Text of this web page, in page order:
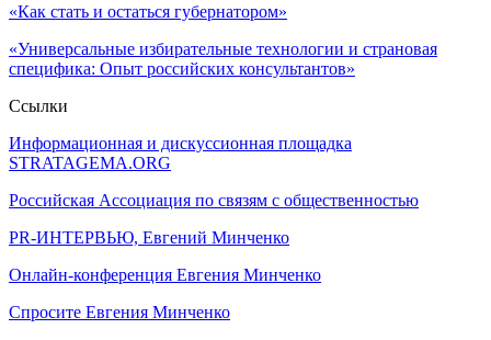
«Как стать и остаться губернатором»
«Универсальные избирательные технологии и страновая
специфика: Опыт российских консультантов»
Ссылки
Информационная и дискуссионная площадка
STRATAGEMA.ORG
Российская Ассоциация по связям с общественностью
PR-ИНТЕРВЬЮ, Евгений Минченко
Онлайн-конференция Евгения Минченко
Спросите Евгения Минченко